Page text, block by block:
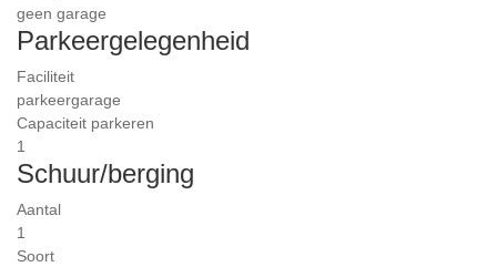
geen garage
Parkeergelegenheid
Faciliteit
parkeergarage
Capaciteit parkeren
1
Schuur/berging
Aantal
1
Soort